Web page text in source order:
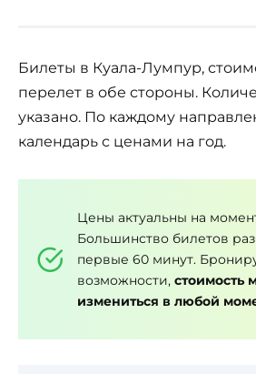
Билеты в Куала-Лумпур,
перелет в обе стороны.
указано. По каждому
календарь с ценами на год.
Цены актуальны на
Большинство билетов
первые 60 минут.
возможности, стоимость
измениться в любой